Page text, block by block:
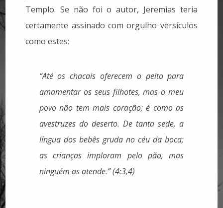
Templo. Se não foi o autor, Jeremias teria
certamente assinado com orgulho versículos
como estes:
“Até os chacais oferecem o peito para
amamentar os seus filhotes, mas o meu
povo não tem mais coração; é como as
avestruzes do deserto. De tanta sede, a
língua dos bebês gruda no céu da boca;
as crianças imploram pelo pão, mas
ninguém as atende.” (4:3,4)